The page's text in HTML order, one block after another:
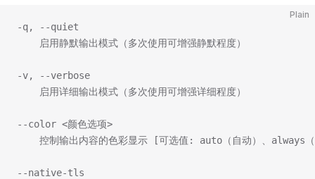
Plain
-q, --quiet
    启用静默输出模式（多次使用可增强静默程度）
-v, --verbose
    启用详细输出模式（多次使用可增强详细程度）
--color <颜色选项>
控制输出内容的色彩显示 [可选值: auto（自动）、always
--native-tls